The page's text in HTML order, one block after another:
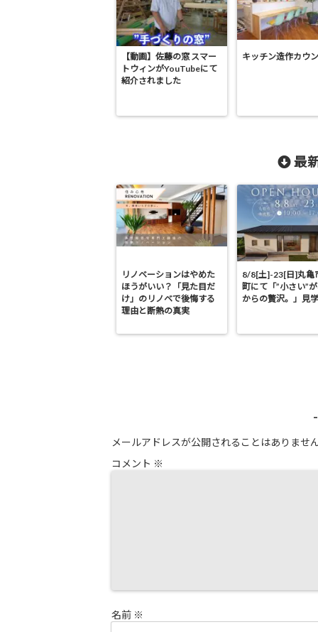
【動画】佐藤の窓 スマー
トウィンがYouTubeにて
紹介されました
キッチン造作カウ
最
リノベーションはやめた
ほうがいい？「見た目だ
け」のリノベで後悔する
理由と断熱の真実
8/8[土]-23[日]丸亀
町にて「”小さい”
からの贅沢。」見
メールアドレスが公開されることはありませ
コメント ※
名前 ※